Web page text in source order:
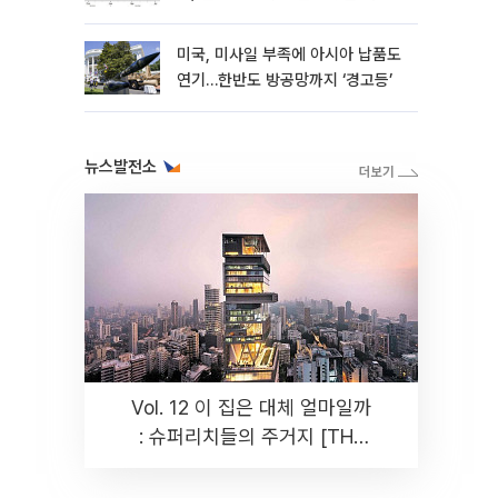
미국, 미사일 부족에 아시아 납품도
연기…한반도 방공망까지 ‘경고등’
뉴스발전소
Vol. 12 이 집은 대체 얼마일까
: 슈퍼리치들의 주거지 [THE